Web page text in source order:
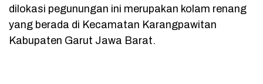
dilokasi pegunungan ini merupakan kolam renang
yang berada di Kecamatan Karangpawitan
Kabupaten Garut Jawa Barat.